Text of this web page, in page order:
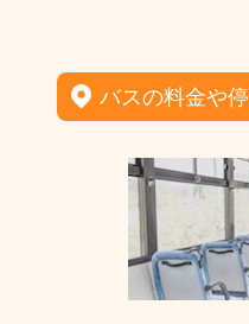
バスの料金や